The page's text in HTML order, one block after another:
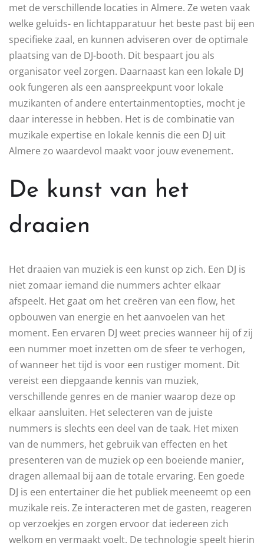
met de verschillende locaties in Almere. Ze weten vaak
welke geluids- en lichtapparatuur het beste past bij een
specifieke zaal, en kunnen adviseren over de optimale
plaatsing van de DJ-booth. Dit bespaart jou als
organisator veel zorgen. Daarnaast kan een lokale DJ
ook fungeren als een aanspreekpunt voor lokale
muzikanten of andere entertainmentopties, mocht je
daar interesse in hebben. Het is de combinatie van
muzikale expertise en lokale kennis die een DJ uit
Almere zo waardevol maakt voor jouw evenement.
De kunst van het
draaien
Het draaien van muziek is een kunst op zich. Een DJ is
niet zomaar iemand die nummers achter elkaar
afspeelt. Het gaat om het creëren van een flow, het
opbouwen van energie en het aanvoelen van het
moment. Een ervaren DJ weet precies wanneer hij of zij
een nummer moet inzetten om de sfeer te verhogen,
of wanneer het tijd is voor een rustiger moment. Dit
vereist een diepgaande kennis van muziek,
verschillende genres en de manier waarop deze op
elkaar aansluiten. Het selecteren van de juiste
nummers is slechts een deel van de taak. Het mixen
van de nummers, het gebruik van effecten en het
presenteren van de muziek op een boeiende manier,
dragen allemaal bij aan de totale ervaring. Een goede
DJ is een entertainer die het publiek meeneemt op een
muzikale reis. Ze interacteren met de gasten, reageren
op verzoekjes en zorgen ervoor dat iedereen zich
welkom en vermaakt voelt. De technologie speelt hierin